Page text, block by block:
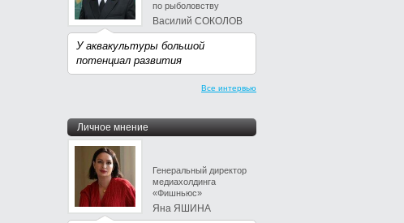
по рыболовству
Василий СОКОЛОВ
У аквакультуры большой
потенциал развития
Все интервью
Личное мнение
Генеральный директор
медиахолдинга
«Фишньюс»
Яна ЯШИНА